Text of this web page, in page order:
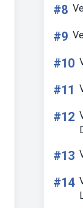
#8
#9
#10
#11
#12
#13
#14